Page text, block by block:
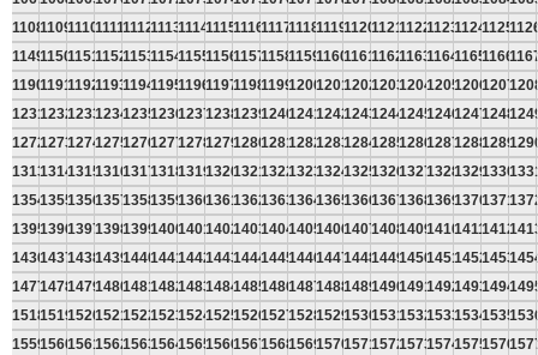
110811091110111111121113111411151116111711181119112011211122112311241125
114911501151115211531154115511561157115811591160116111621163116411651166
119011911192119311941195119611971198119912001201120212031204120512061207
123112321233123412351236123712381239124012411242124312441245124612471248
127212731274127512761277127812791280128112821283128412851286128712881289
131313141315131613171318131913201321132213231324132513261327132813291330
135413551356135713581359136013611362136313641365136613671368136913701371
139513961397139813991400140114021403140414051406140714081409141014111412
143614371438143914401441144214431444144514461447144814491450145114521453
147714781479148014811482148314841485148614871488148914901491149214931494
151815191520152115221523152415251526152715281529153015311532153315341535
155915601561156215631564156515661567156815691570157115721573157415751576